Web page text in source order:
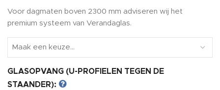
Voor dagmaten boven 2300 mm adviseren wij het
premium systeem van Verandaglas.
GLASOPVANG (U-PROFIELEN TEGEN DE
STAANDER):